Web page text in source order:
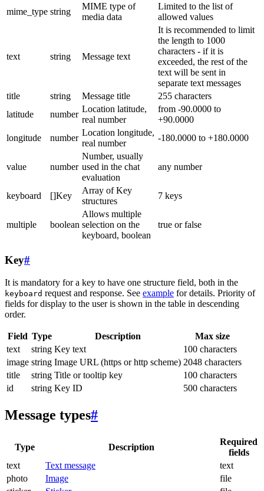
mime_type string
MIME type of
media data
Limited to the list of
allowed values
text string Message text
It is recommended to limit
the length to 1000
characters - if it is
exceeded, the rest of the
text will be sent in
separate text messages
title
string Message title
255 characters
latitude
number
Location latitude,
real number
from -90.0000 to
+90.0000
longitude
number
Location longitude,
real number
-180.0000 to +180.0000
value number
Number, usually
used in the chat
evaluation
any number
keyboard []Key
Array of Key
structures
7 keys
multiple boolean
Allows multiple
selection on the
keyboard, boolean
true or false
Key#
It is mandatory for a key to have one structure field, both in the
keyboard request and response. See example for details. Priority of
fields for display to the user is shown in the table in descending
order.
Field Type Description
Max size
text
string Key text
100 characters
image string Image URL (https or http scheme) 2048 characters
title
string Title or tooltip key
100 characters
id
string Key ID 500 characters
Message types#
Type Description
Required
fields
text
Text message
text
photo
Image
file